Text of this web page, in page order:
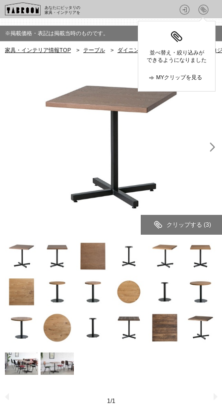
あなたにピッタリの
家具・インテリアを
並べ替え・絞り込みが
できるようになりました
MYクリップを見る
※掲載価格・表記は掲載当時のものです。
家具・インテリア情報TOP > テーブル > ダイニングテーブル クラッシュプロ
クリップする (3)
1 /1